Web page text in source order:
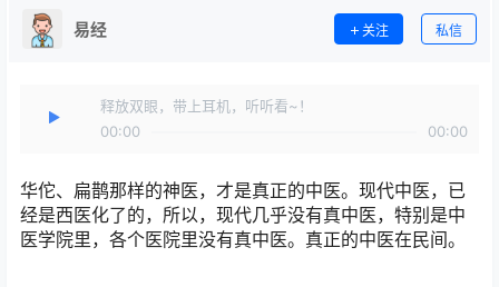
易经 关注 私信
释放双眼，带上耳机，听听看~！
00:00
00:00
华佗、扁鹊那样的神医，才是真正的中医。现代中医，已
经是西医化了的，所以，现代几乎没有真中医，特别是中
医学院里，各个医院里没有真中医。真正的中医在民间。